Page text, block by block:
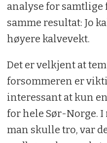
analyse for samtlige
samme resultat: Jo
høyere kalvevekt.
Det er velkjent at
forsommeren er
interessant at kun
for hele Sør-Norge.
man skulle tro, var